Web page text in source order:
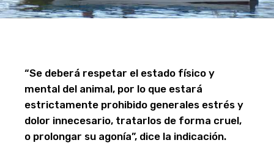
“Se deberá respetar el estado físico y
mental del animal, por lo que estará
estrictamente prohibido generales estrés y
dolor innecesario, tratarlos de forma cruel,
o prolongar su agonía”, dice la indicación.